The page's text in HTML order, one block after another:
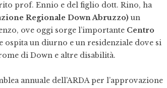
prof. Ennio e del figlio dott. Rino, ha
Regionale Down Abruzzo) un
ove oggi sorge l’importante Centro
ospita un diurno e un residenziale dove si
di Down e altre disabilità.
annuale dell’ARDA per l’approvazione